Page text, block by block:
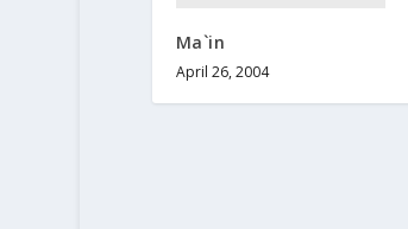
Ma`in
April 26, 2004